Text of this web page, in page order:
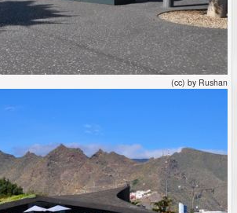
(cc) by Rushan